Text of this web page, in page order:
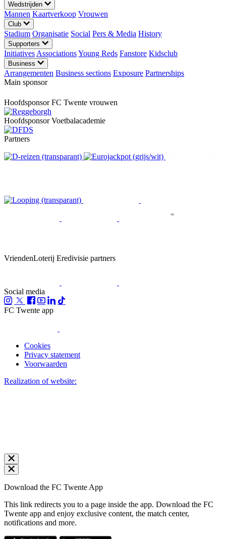
Wedstrijden
Mannen Kaartverkoop Vrouwen
Club
Stadium Organisatie Social Pers & Media History
Supporters
Initiatives AssociationsYoung Reds Fanstore Kidsclub
Business
Arrangementen Business sections Exposure Partnerships
Main sponsor
Hoofdsponsor FC Twente vrouwen
Hoofdsponsor Voetbalacademie
Partners
VriendenLoterij Eredivisie partners
Social media
FC Twente app
Cookies
Privacy statement
Voorwaarden
Realization of website:
Download the FC Twente App
This link redirects you to a page inside the app. Download the FC
Twente app and enjoy exclusive content, the match center,
notifications and more.